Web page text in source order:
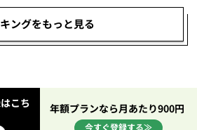
ングをもっと見る
こち
年額プランなら月あたり900円
今すぐ登録する≫